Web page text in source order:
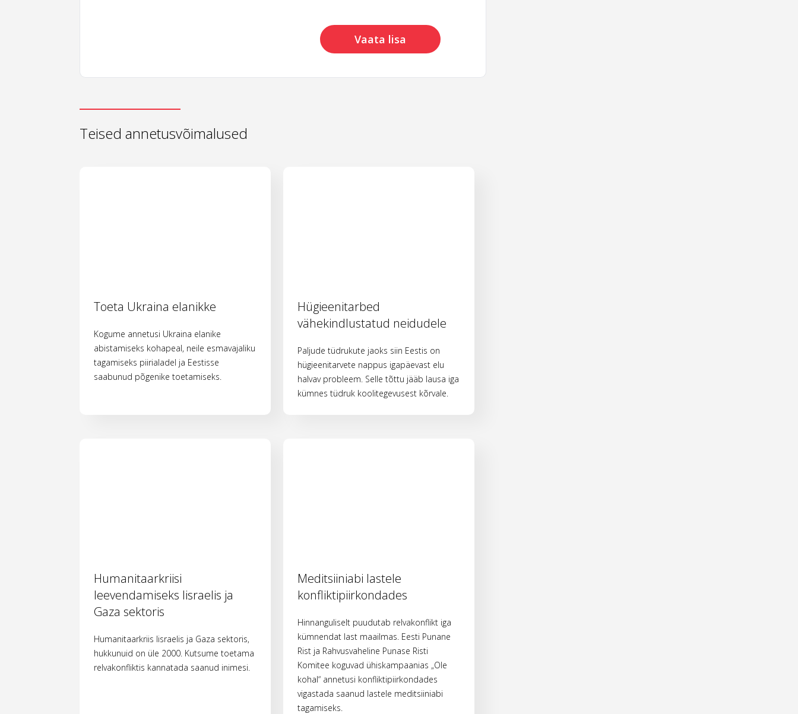
Vaata lisa
Teised annetusvõimalused
Toeta Ukraina elanikke
Kogume annetusi Ukraina elanike
abistamiseks kohapeal, neile esmavajaliku
tagamiseks piirialadel ja Eestisse
saabunud põgenike toetamiseks.
Hügieenitarbed
vähekindlustatud neidudele
Paljude tüdrukute jaoks siin Eestis on
hügieenitarvete nappus igapäevast elu
halvav probleem. Selle tõttu jääb lausa iga
kümnes tüdruk koolitegevusest kõrvale.
Humanitaarkriisi
leevendamiseks Iisraelis ja
Gaza sektoris
Humanitaarkriis Iisraelis ja Gaza sektoris,
hukkunuid on üle 2000. Kutsume toetama
relvakonfliktis kannatada saanud inimesi.
Meditsiiniabi lastele
konfliktipiirkondades
Hinnanguliselt puudutab relvakonflikt iga
kümnendat last maailmas. Eesti Punane
Rist ja Rahvusvaheline Punase Risti
Komitee koguvad ühiskampaanias „Ole
kohal“ annetusi konfliktipiirkondades
vigastada saanud lastele meditsiiniabi
tagamiseks.